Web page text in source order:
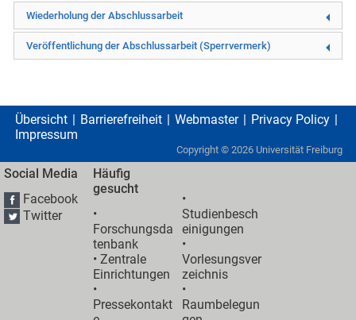
Wiederholung der Abschlussarbeit
Veröffentlichung der Abschlussarbeit (Sperrvermerk)
Übersicht Barrierefreiheit Webmaster
Privacy Policy
Impressum
Copyright © 2026 Universität Freiburg
Social Media
Facebook
Twitter
Häufig
gesucht
•
Forschungsda
tenbank
•Zentrale
Einrichtungen
•
Pressekontakt
•
Studienbesch
einigungen
•
Vorlesungsver
zeichnis
•
Raumbelegun